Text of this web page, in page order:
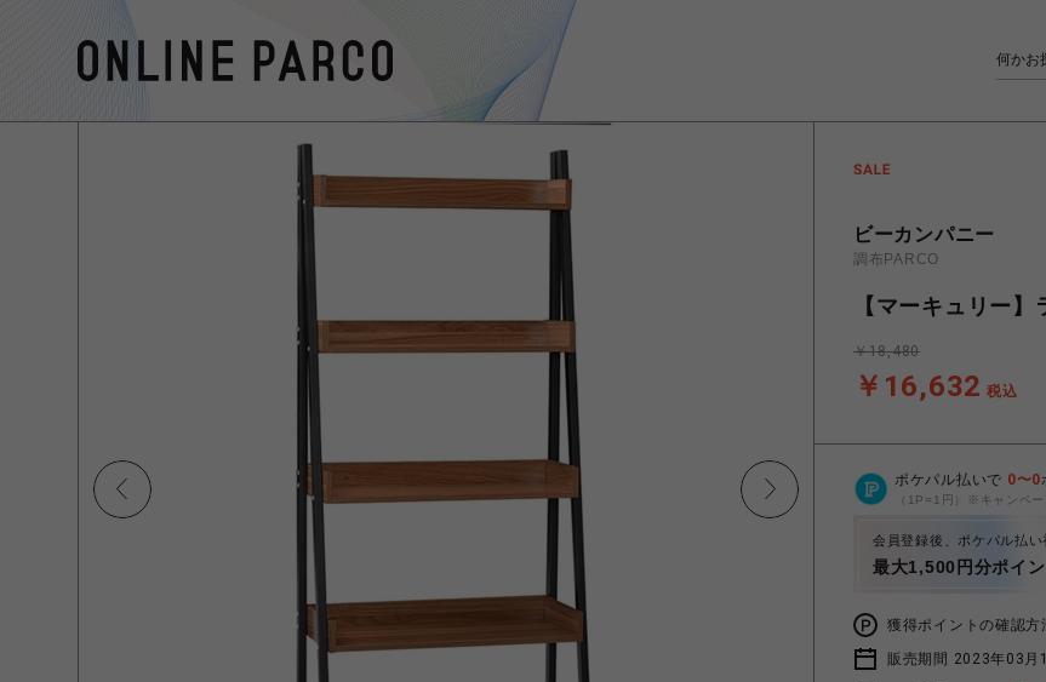
ビーカンパニー
調布PARCO
【マーキュリー】
￥16,632 税込
￥18,480
ポケパル払いで 0〜0
（1P=1円）※キャンペー
会員登録後、ポケパル払
最大1,500円分ポイ
獲得ポイントの確認方
販売期間 2023年03月